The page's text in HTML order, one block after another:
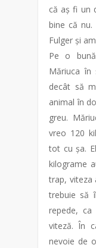
că aș fi un
bine că nu.
Fulger și
Pe o
Măriuca în
decât să
animal în
greu.
vreo 120
tot cu șa.
kilograme
trap, viteza
trebuie să
repede, ca
viteză. În
nevoie de